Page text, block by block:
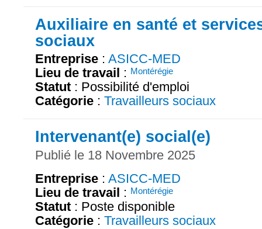
Auxiliaire en santé et
sociaux
Entreprise : ASICC-MED
Lieu de travail : Montérégie
Statut : Possibilité d'emploi
Catégorie : Travailleurs sociaux
Intervenant(e) social(e)
Publié le 18 Novembre 2025
Entreprise : ASICC-MED
Lieu de travail : Montérégie
Statut : Poste disponible
Catégorie : Travailleurs sociaux